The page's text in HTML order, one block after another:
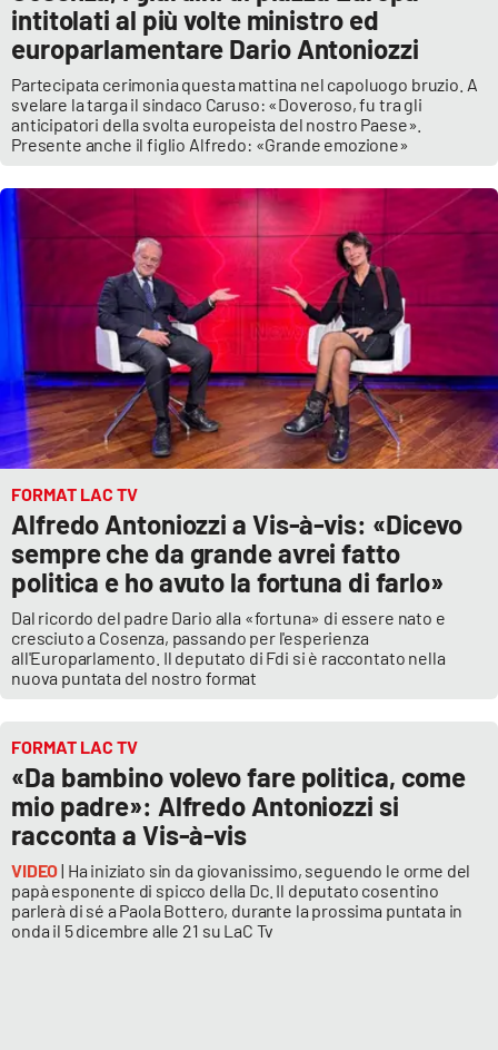
intitolati al più volte ministro ed
europarlamentare Dario Antoniozzi
Partecipata cerimonia questa mattina nel capoluogo bruzio. A
svelare la targa il sindaco Caruso: «Doveroso, fu tra gli
anticipatori della svolta europeista del nostro Paese».
Presente anche il figlio Alfredo: «Grande emozione»
FORMAT LAC TV
Alfredo Antoniozzi a Vis-à-vis: «Dicevo
sempre che da grande avrei fatto
politica e ho avuto la fortuna di farlo»
Dal ricordo del padre Dario alla «fortuna» di essere nato e
cresciuto a Cosenza, passando per l'esperienza
all'Europarlamento. Il deputato di Fdi si è raccontato nella
nuova puntata del nostro format
FORMAT LAC TV
«Da bambino volevo fare politica, come
mio padre»: Alfredo Antoniozzi si
racconta a Vis-à-vis
VIDEO| Ha iniziato sin da giovanissimo, seguendo le orme del
papà esponente di spicco della Dc. Il deputato cosentino
parlerà di sé a Paola Bottero, durante la prossima puntata in
onda il 5 dicembre alle 21 su LaC Tv